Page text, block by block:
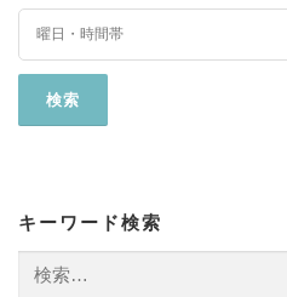
キーワード検索